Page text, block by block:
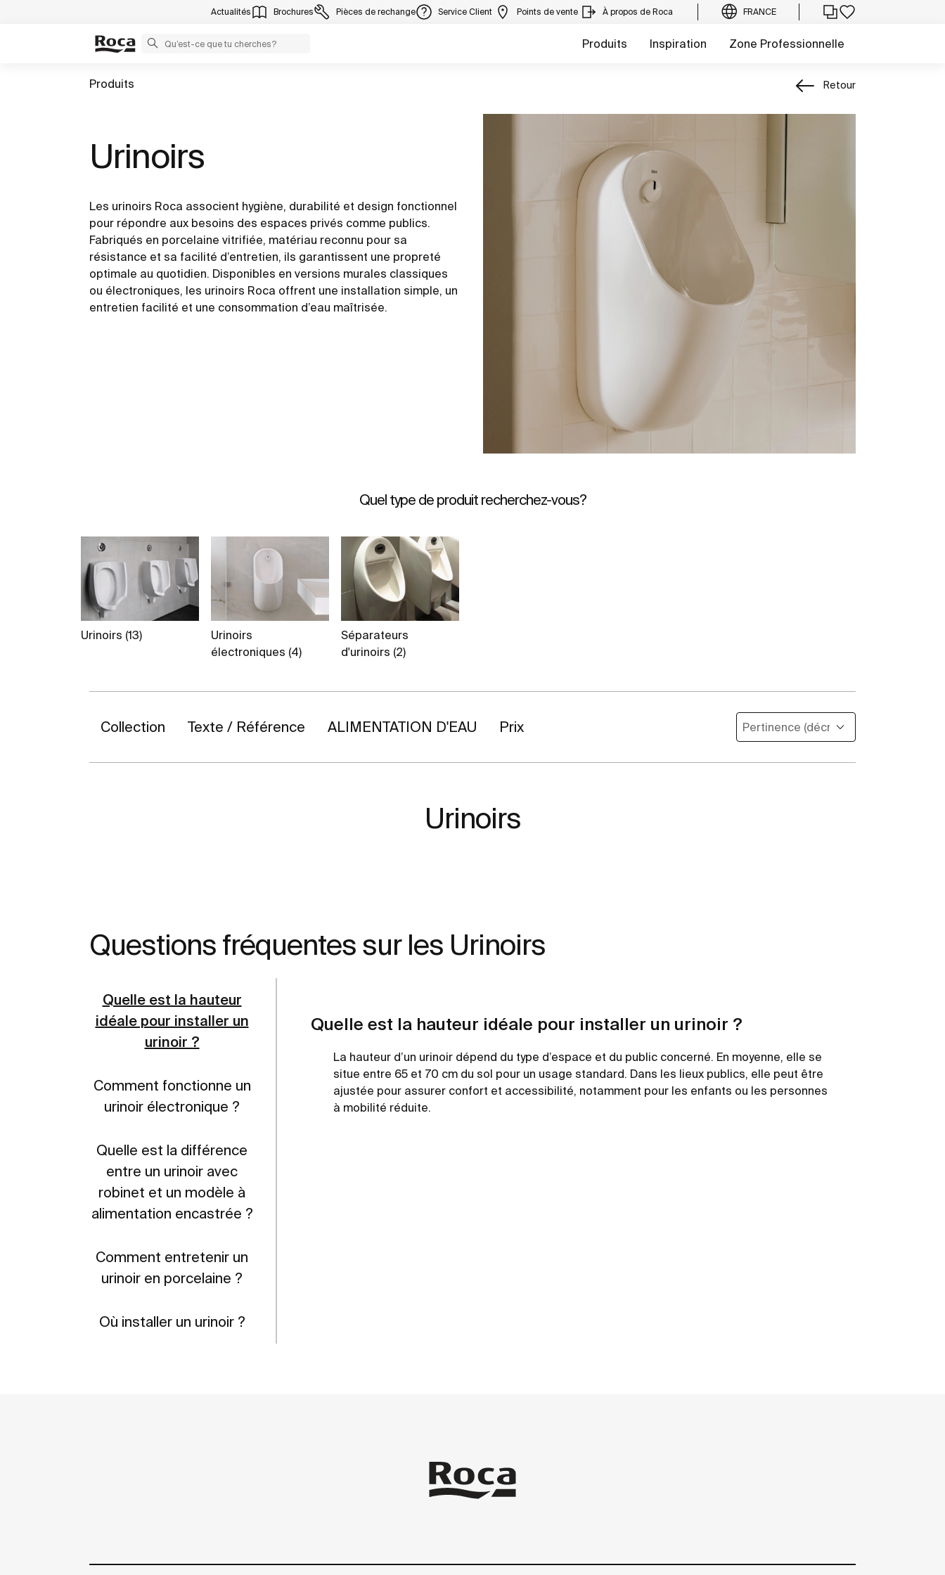
Actualités Brochures Pièces de rechange Service Client Points de vente À propos de Roca FRANCE
Produits Inspiration Zone Professionnelle
Produits Retour
Urinoirs
Les urinoirs Roca associent hygiène, durabilité et design fonctionnel
pour répondre aux besoins des espaces privés comme publics.
Fabriqués en porcelaine vitrifiée, matériau reconnu pour sa
résistance et sa facilité d’entretien, ils garantissent une propreté
optimale au quotidien. Disponibles en versions murales classiques
ou électroniques, les urinoirs Roca offrent une installation simple, un
entretien facilité et une consommation d’eau maîtrisée.
Quel type de produit recherchez-vous?
Urinoirs (13)
Urinoirs
électroniques (4)
Séparateurs
d'urinoirs (2)
Collection Texte / Référence ALIMENTATION D'EAU Prix
Urinoirs
Questions fréquentes sur les Urinoirs
Quelle est la hauteur
idéale pour installer un
urinoir ?
Comment fonctionne un
urinoir électronique ?
Quelle est la différence
entre un urinoir avec
robinet et un modèle à
alimentation encastrée ?
Comment entretenir un
urinoir en porcelaine ?
Où installer un urinoir ?
Quelle est la hauteur idéale pour installer un urinoir ?
La hauteur d’un urinoir dépend du type d’espace et du public concerné. En moyenne, elle se
situe entre 65 et 70 cm du sol pour un usage standard. Dans les lieux publics, elle peut être
ajustée pour assurer confort et accessibilité, notamment pour les enfants ou les personnes
à mobilité réduite.